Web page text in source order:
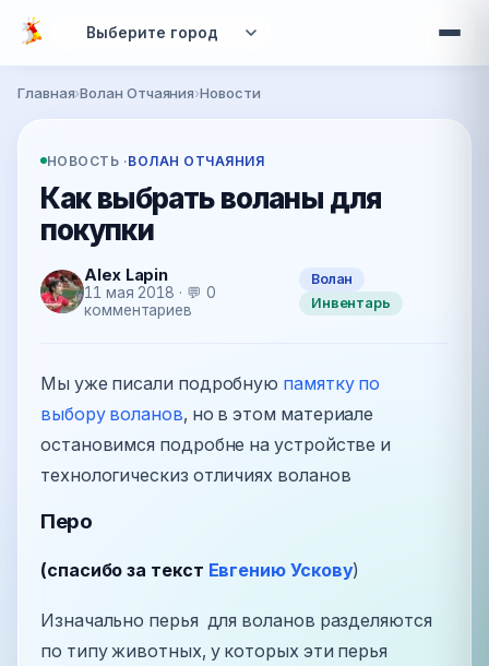
Перейти к основному содержанию
Вы здесь
Главная›Волан Отчаяния›Новости
НОВОСТЬ ·ВОЛАН ОТЧАЯНИЯ
Как выбрать воланы для
покупки
Alex Lapin
11 мая 2018 · 💬 0
комментариев
Волан
Инвентарь
Мы уже писали подробную памятку по
выбору воланов, но в этом материале
остановимся подробне на устройстве и
технологическиз отличиях воланов
Перо
(спасибо за текст Евгению Ускову)
Изначально перья для воланов разделяются
по типу животных, у которых эти перья